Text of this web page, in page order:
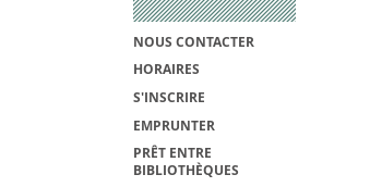
NOUS CONTACTER
HORAIRES
S'INSCRIRE
EMPRUNTER
PRÊT ENTRE
BIBLIOTHÈQUES